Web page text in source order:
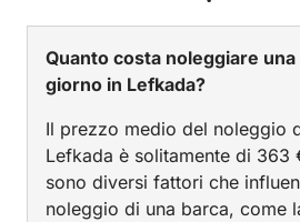
Quanto costa noleggiare
giorno in Lefkada?
Il prezzo medio del noleggio
Lefkada è solitamente di 363
sono diversi fattori che
noleggio di una barca, come